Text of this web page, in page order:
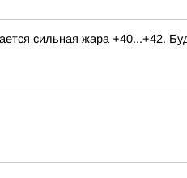
сильная жара +40...+42.